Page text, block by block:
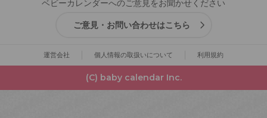
ベビーカレンダーへのご意見をお聞かせください
ご意見・お問い合わせはこちら
運営会社 個人情報の取扱いについて 利用規約
(C) baby calendar Inc.